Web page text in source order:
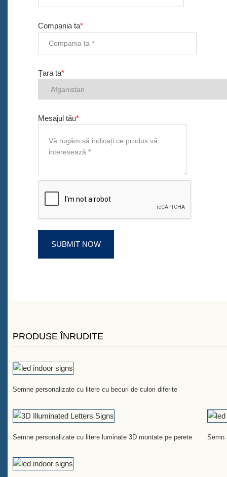
Compania ta*
Țara ta*
Mesajul tău*
PRODUSE ÎNRUDITE
Semne personalizate cu litere cu becuri de culori diferite
Semne personalizate cu litere luminate 3D montate pe perete Semn